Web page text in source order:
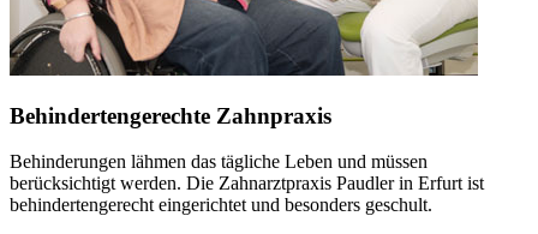
Behindertengerechte Zahnpraxis
Behinderungen lähmen das tägliche Leben und müssen
berücksichtigt werden. Die Zahnarztpraxis Paudler in Erfurt ist
behindertengerecht eingerichtet und besonders geschult.